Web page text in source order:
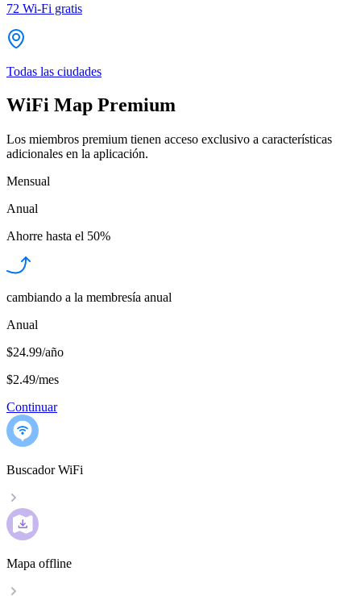
72 Wi-Fi gratis
Todas las ciudades
WiFi Map Premium
Los miembros premium tienen acceso exclusivo a características
adicionales en la aplicación.
Mensual
Anual
Ahorre hasta el 50%
cambiando a la membresía anual
Anual
$24.99/año
$2.49/mes
Continuar
Buscador WiFi
Mapa offline